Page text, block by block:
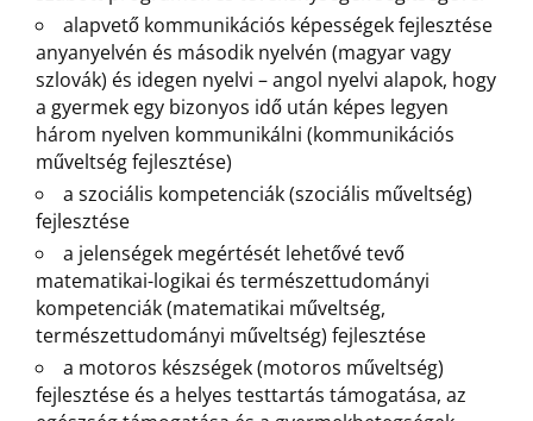
alapvető kommunikációs képességek fejlesztése
anyanyelvén és második nyelvén (magyar vagy
szlovák) és idegen nyelvi – angol nyelvi alapok, hogy
a gyermek egy bizonyos idő után képes legyen
három nyelven kommunikálni (kommunikációs
műveltség fejlesztése)
a szociális kompetenciák (szociális műveltség)
fejlesztése
a jelenségek megértését lehetővé tevő
matematikai-logikai és természettudományi
kompetenciák (matematikai műveltség,
természettudományi műveltség) fejlesztése
a motoros készségek (motoros műveltség)
fejlesztése és a helyes testtartás támogatása, az